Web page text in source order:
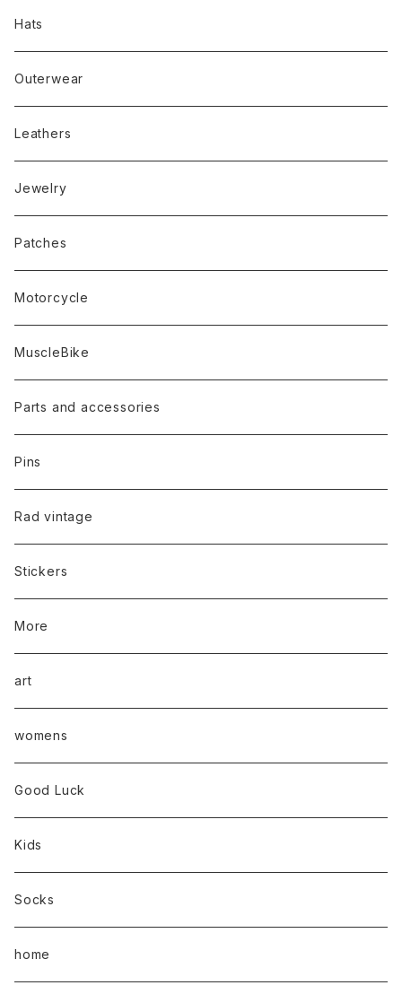
Hats
Outerwear
Leathers
Jewelry
Patches
Motorcycle
MuscleBike
Parts and accessories
Pins
Rad vintage
Stickers
More
art
womens
Good Luck
Kids
Socks
home